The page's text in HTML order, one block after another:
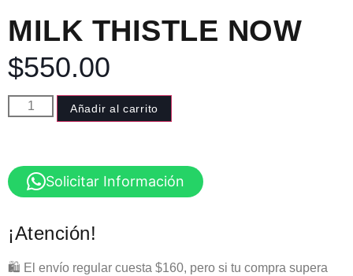
MILK THISTLE NOW
$550.00
Añadir al carrito
Solicitar Información
¡Atención!
🛍️ El envío regular cuesta $160, pero si tu compra supera